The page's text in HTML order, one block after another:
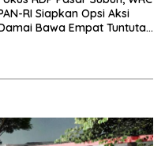
RI Siapkan Opsi Aksi
Bawa Empat Tuntutan